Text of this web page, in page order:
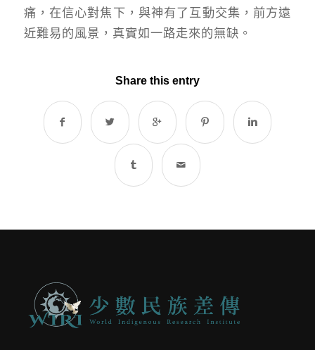
痛，在信心對焦下，與神有了互動交集，前方遠
近難易的風景，真實如一路走來的無缺。
Share this entry